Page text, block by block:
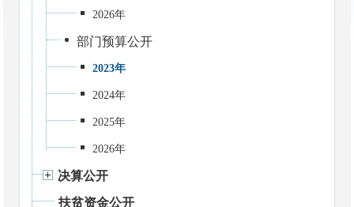
2026年
部门预算公开
2023年
2024年
2025年
2026年
决算公开
扶贫资金公开